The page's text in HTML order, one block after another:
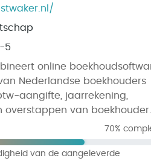
5
online
Nederlandse boekhouders
aangifte, jaarrekening,
overstappen van boekhouder.
70%
van de aangeleverde